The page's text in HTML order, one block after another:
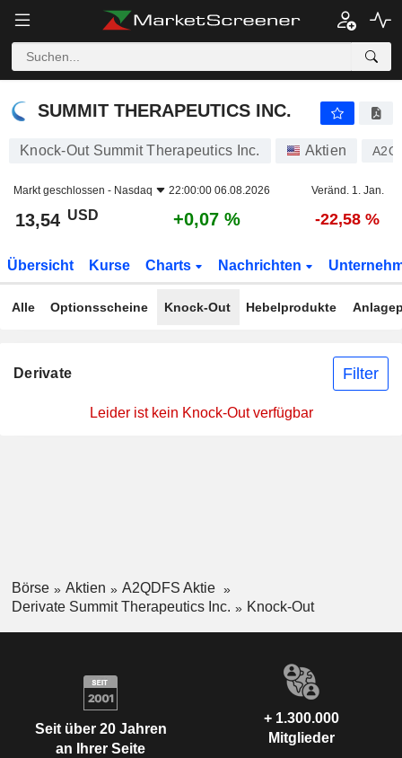
SUMMIT THERAPEUTICS INC.
SUMMIT THERAPEUTICS INC.
Knock-Out Summit Therapeutics Inc. Aktien
Markt geschlossen - Nasdaq 22:00:00 06.08.2026 Veränd. 1. Jan.
13,54 USD +0,07 % -22,58 %
Übersicht Kurse Charts Nachrichten
Alle Optionsscheine Knock-Out Hebelprodukte
Derivate Filter
Leider ist kein Knock-Out verfügbar
Börse Aktien
A2QDFS Aktie
Derivate Summit Therapeutics Inc.
Knock-Out
Seit über 20 Jahren
an Ihrer Seite
+ 1.300.000
Mitglieder